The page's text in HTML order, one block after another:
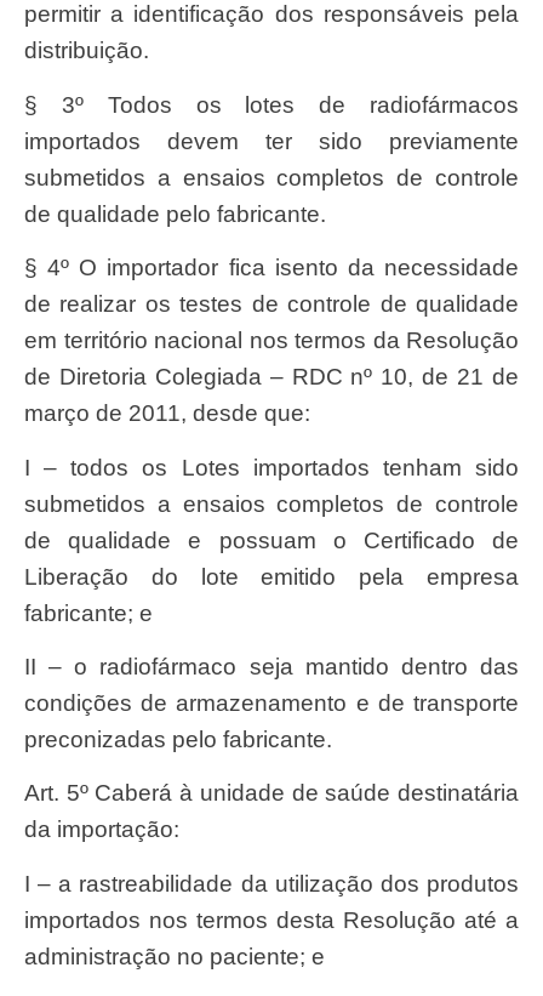
permitir a identificação dos responsáveis pela
distribuição.
§ 3º Todos os lotes de radiofármacos
importados devem ter sido previamente
submetidos a ensaios completos de controle
de qualidade pelo fabricante.
§ 4º O importador fica isento da necessidade
de realizar os testes de controle de qualidade
em território nacional nos termos da Resolução
de Diretoria Colegiada – RDC nº 10, de 21 de
março de 2011, desde que:
I – todos os Lotes importados tenham sido
submetidos a ensaios completos de controle
de qualidade e possuam o Certificado de
Liberação do lote emitido pela empresa
fabricante; e
II – o radiofármaco seja mantido dentro das
condições de armazenamento e de transporte
preconizadas pelo fabricante.
Art. 5º Caberá à unidade de saúde destinatária
da importação:
I – a rastreabilidade da utilização dos produtos
importados nos termos desta Resolução até a
administração no paciente; e